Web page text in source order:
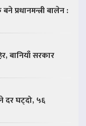
प्रधानमन्त्री बालेन :
बानियाँ सरकार
दर घट्दो, ५६